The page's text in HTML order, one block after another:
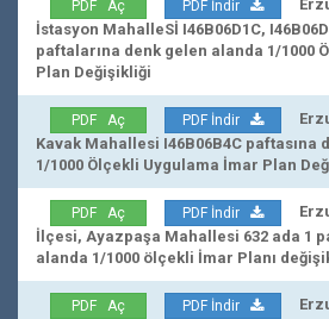
PDF Aç PDF İndir
İstasyon MahalleSİ I46B06D1C,
paftalarına denk gelen alanda 1/1000
Plan Değişikliği
PDF Aç PDF İndir
Kavak Mahallesi I46B06B4C paftasına
1/1000 Ölçekli Uygulama İmar Plan
PDF Aç PDF İndir
İlçesi, Ayazpaşa Mahallesi 632 ada 1
alanda 1/1000 ölçekli İmar Planı
PDF Aç PDF İndir